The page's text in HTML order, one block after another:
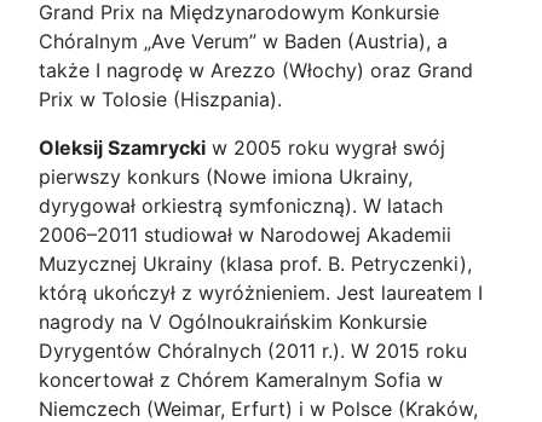
Grand Prix na Międzynarodowym Konkursie
Chóralnym „Ave Verum” w Baden (Austria), a
także I nagrodę w Arezzo (Włochy) oraz Grand
Prix w Tolosie (Hiszpania).
Oleksij Szamrycki w 2005 roku wygrał swój
pierwszy konkurs (Nowe imiona Ukrainy,
dyrygował orkiestrą symfoniczną). W latach
2006–2011 studiował w Narodowej Akademii
Muzycznej Ukrainy (klasa prof. B. Petryczenki),
którą ukończył z wyróżnieniem. Jest laureatem I
nagrody na V Ogólnoukraińskim Konkursie
Dyrygentów Chóralnych (2011 r.). W 2015 roku
koncertował z Chórem Kameralnym Sofia w
Niemczech (Weimar, Erfurt) i w Polsce (Kraków,